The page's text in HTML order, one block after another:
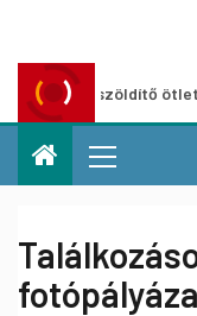
Városzöldítő